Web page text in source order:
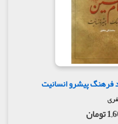
پیشرو انسانیت